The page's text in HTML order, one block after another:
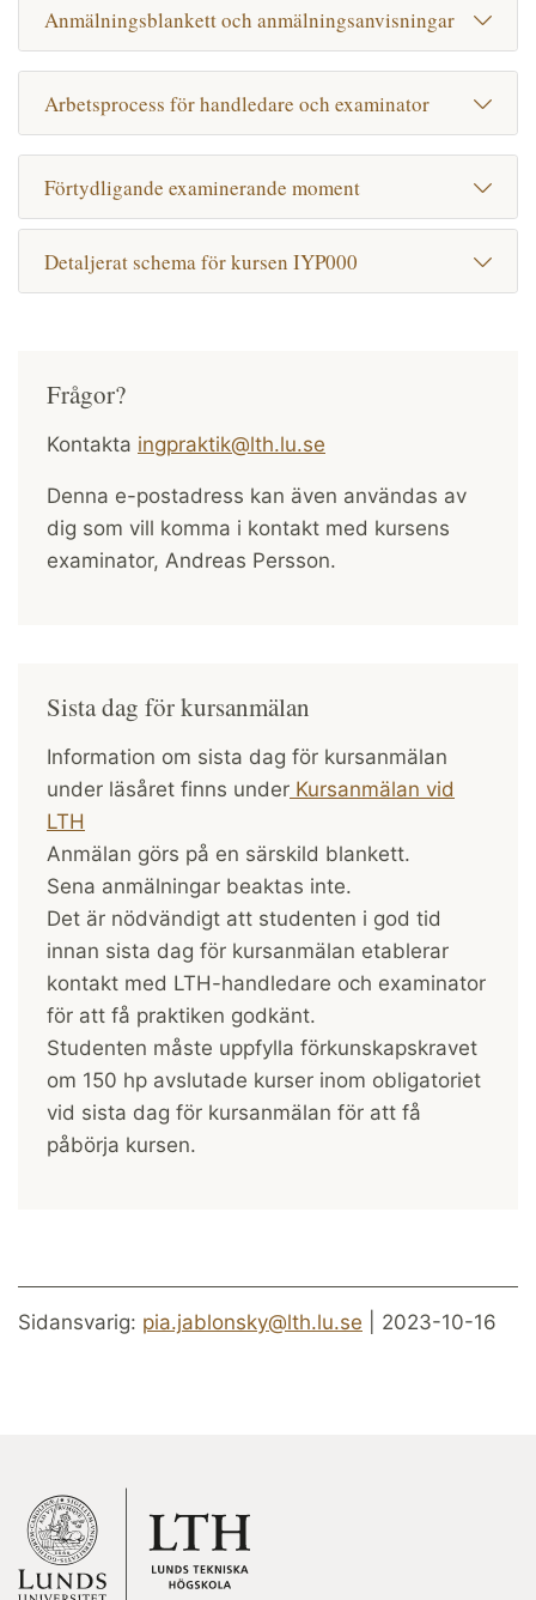
Anmälningsblankett och anmälningsanvisningar
Arbetsprocess för handledare och examinator
Förtydligande examinerande moment
Detaljerat schema för kursen IYP000
Frågor?
Kontakta ingpraktik@lth.lu.se
Denna e-postadress kan även användas av
dig som vill komma i kontakt med kursens
examinator, Andreas Persson.
Sista dag för kursanmälan
Information om sista dag för kursanmälan
under läsåret finns under Kursanmälan vid
LTH
Anmälan görs på en särskild blankett.
Sena anmälningar beaktas inte.
Det är nödvändigt att studenten i god tid
innan sista dag för kursanmälan etablerar
kontakt med LTH-handledare och examinator
för att få praktiken godkänt.
Studenten måste uppfylla förkunskapskravet
om 150 hp avslutade kurser inom obligatoriet
vid sista dag för kursanmälan för att få
påbörja kursen.
Sidansvarig: pia.jablonsky@lth.lu.se | 2023-10-16